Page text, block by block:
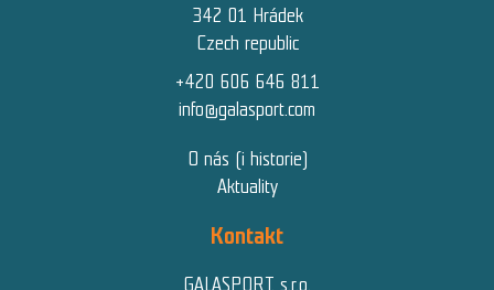
342 01 Hrádek
Czech republic
+420 606 646 811
info@galasport.com
O nás (i historie)
Aktuality
Kontakt
GALASPORT, s.r.o.